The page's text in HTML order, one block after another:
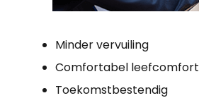
Minder vervuiling
Comfortabel leefcomfort
Toekomstbestendig